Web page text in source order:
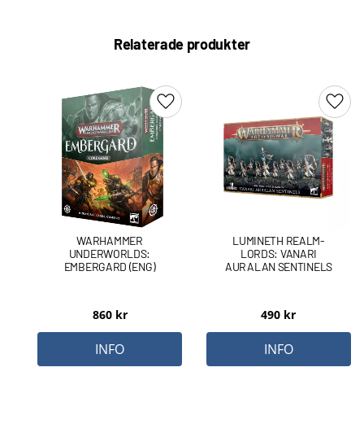
Relaterade produkter
WARHAMMER
UNDERWORLDS:
EMBERGARD (ENG)
860kr
Lägg till i favoriter
INFO
LUMINETH REALM-
LORDS: VANARI
AURALAN SENTINELS
490 kr
INFO